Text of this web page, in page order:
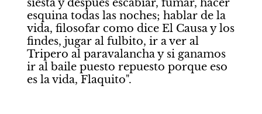
siesta y después escabiar, fumar, hacer
esquina todas las noches; hablar de la
vida, filosofar como dice El Causa y los
findes, jugar al fulbito, ir a ver al
Tripero al paravalancha y si ganamos
ir al baile puesto repuesto porque eso
es la vida, Flaquito".